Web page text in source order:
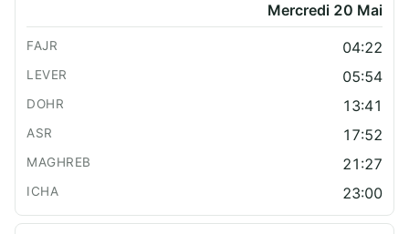
Mercredi 20 Mai
04:22
05:54
13:41
17:52
21:27
23:00